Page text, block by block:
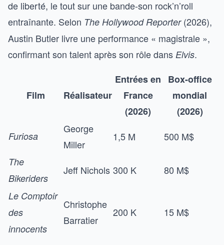
de liberté, le tout sur une bande-son rock’n’roll
entraînante. Selon The Hollywood Reporter(2026),
Austin Butler livre une performance « magistrale »,
confirmant son talent après son rôle dans Elvis.
Film Réalisateur
Entrées en
France
(2026)
Box-office
mondial
(2026)
Furiosa
George
Miller
1,5 M 500 M$
The
Bikeriders
Jeff Nichols 300 K 80 M$
Le Comptoir
des
innocents
Christophe
Barratier
200 K 15 M$